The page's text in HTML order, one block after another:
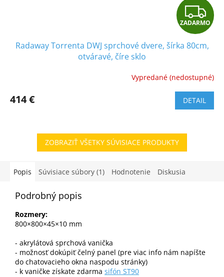
Z
A
D
A
R
M
ZADARMO
Radaway Torrenta DWJ sprchové dvere, šírka 80cm,
otváravé, číre sklo
Vypredané (nedostupné)
414 € DETAIL
ZOBRAZIŤ VŠETKY SÚVISIACE PRODUKTY
Popis Súvisiace súbory (1) Hodnotenie Diskusia
Podrobný popis
Rozmery:
800×800×45×10 mm
- akrylátová sprchová vanička
- možnosť dokúpiť čelný panel (pre viac info nám napíšte
do chatovacieho okna naspodu stránky)
- k vaničke získate zdarma sifón ST90